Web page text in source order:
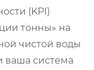
(KPI)
тонны» на
чистой воды
ваша система